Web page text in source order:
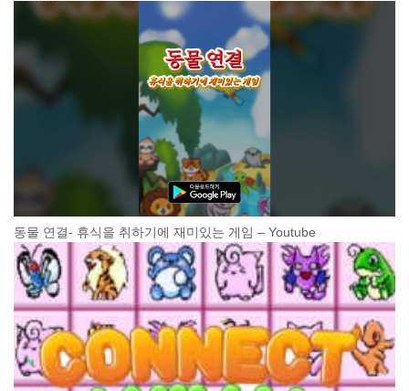
동물 연결- 휴식을 취하기에 재미있는 게임 – Youtube